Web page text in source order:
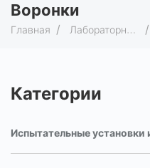
Воронки
Главная Лабораторная посуда
Категории
Испытательные установки